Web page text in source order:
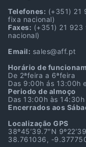
Telefones: (+351) 21
fixa nacional)
Faxes: (+351) 21
nacional)
Email: sales@aff.pt
Horário de
De 2ªfeira a 6ªfeira
Das 9:00h ás 13:00h
Periodo de almoço
Das 13:00h às 14:30h
Encerrados aos
Localização GPS
38º45’39.7″N
38.761036, -